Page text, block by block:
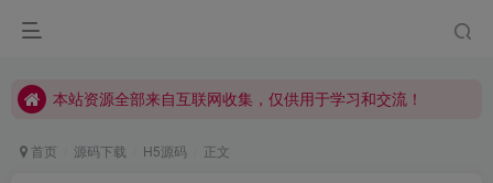
本站资源全部来自互联网收集，仅供用于学习和交流！
首页 源码下载 H5源码 正文